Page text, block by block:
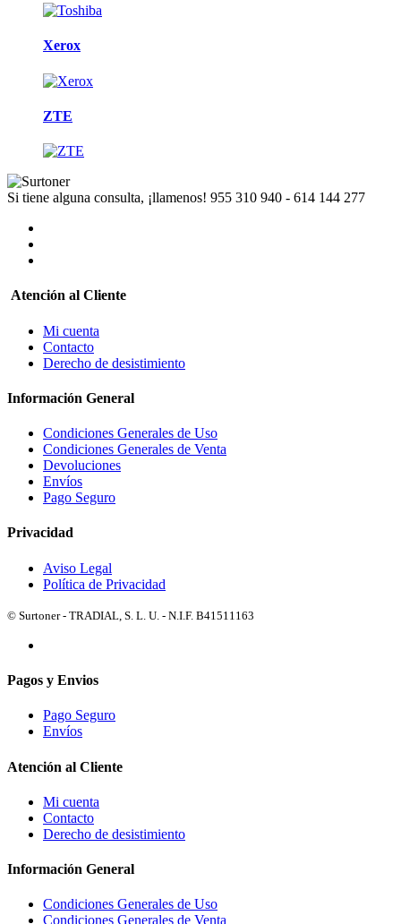
Xerox
ZTE
Si tiene alguna consulta, ¡llamenos! 955 310 940 - 614 144 277
Atención al Cliente
Mi cuenta
Contacto
Derecho de desistimiento
Información General
Condiciones Generales de Uso
Condiciones Generales de Venta
Devoluciones
Envíos
Pago Seguro
Privacidad
Aviso Legal
Política de Privacidad
© Surtoner - TRADIAL, S. L. U. - N.I.F. B41511163
Pagos y Envios
Pago Seguro
Envíos
Atención al Cliente
Mi cuenta
Contacto
Derecho de desistimiento
Información General
Condiciones Generales de Uso
Condiciones Generales de Venta